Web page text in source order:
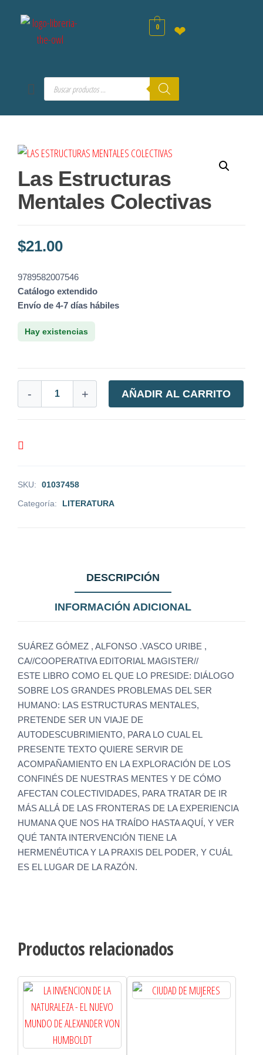
0 ❤
Las Estructuras
Mentales Colectivas
$21.00
9789582007546
Catálogo extendido
Envío de 4-7 días hábiles
Hay existencias
- + AÑADIR AL CARRITO
SKU:
01037458
Categoría:
LITERATURA
DESCRIPCIÓN
INFORMACIÓN ADICIONAL
SUÁREZ GÓMEZ , ALFONSO .VASCO URIBE ,
CA//COOPERATIVA EDITORIAL MAGISTER//
ESTE LIBRO COMO EL QUE LO PRESIDE: DIÁLOGO
SOBRE LOS GRANDES PROBLEMAS DEL SER
HUMANO: LAS ESTRUCTURAS MENTALES,
PRETENDE SER UN VIAJE DE
AUTODESCUBRIMIENTO, PARA LO CUAL EL
PRESENTE TEXTO QUIERE SERVIR DE
ACOMPAÑAMIENTO EN LA EXPLORACIÓN DE LOS
CONFINÉS DE NUESTRAS MENTES Y DE CÓMO
AFECTAN COLECTIVIDADES, PARA TRATAR DE IR
MÁS ALLÁ DE LAS FRONTERAS DE LA EXPERIENCIA
HUMANA QUE NOS HA TRAÍDO HASTA AQUÍ, Y VER
QUÉ TANTA INTERVENCIÓN TIENE LA
HERMENÉUTICA Y LA PRAXIS DEL PODER, Y CUÁL
ES EL LUGAR DE LA RAZÓN.
Productos relacionados